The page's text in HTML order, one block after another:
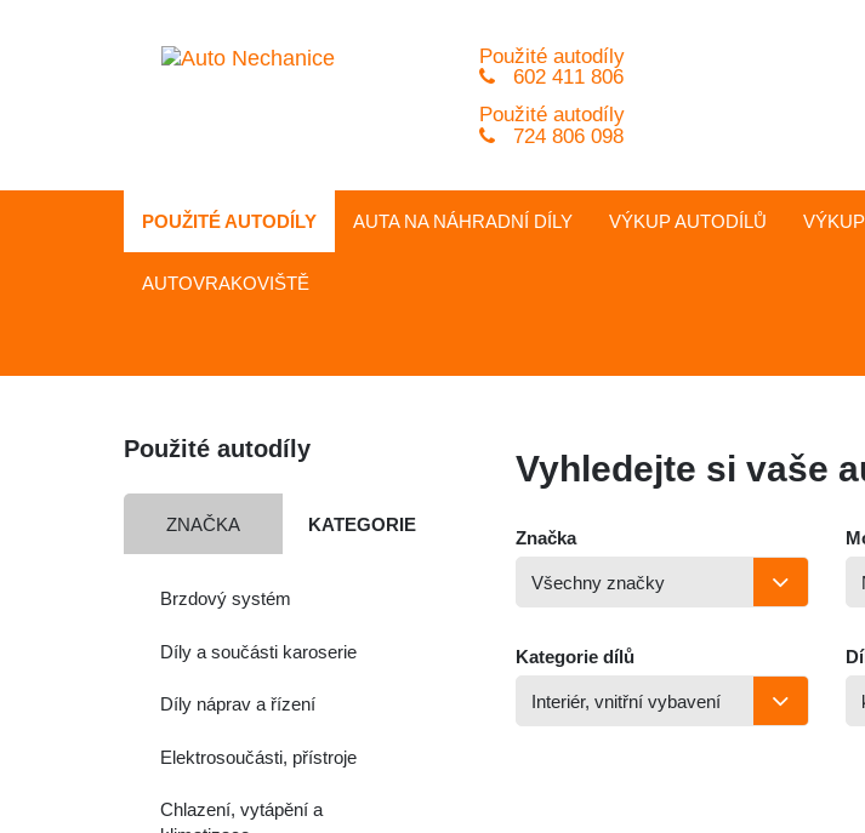
Použité autodíly
602 411 806
Použité autodíly
724 806 098
POUŽITÉ AUTODÍLY AUTA NA NÁHRADNÍ DÍLY VÝKUP AUTODÍLŮ VÝKUP
AUTOVRAKOVIŠTĚ
Použité autodíly
ZNAČKA KATEGORIE
Brzdový systém
Díly a součásti karoserie
Díly náprav a řízení
Elektrosoučásti, přístroje
Chlazení, vytápění a
Vyhledejte si vaše
Značka
Kategorie dílů